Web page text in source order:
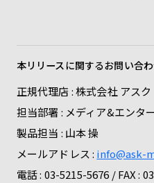
本リリースに関するお問い合
正規代理店 : 株式会社 アスク
担当部署 : メディア&エンタ
製品担当 : 山本 操
メールアドレス : info@ask-
電話 : 03-5215-5676 / FAX :